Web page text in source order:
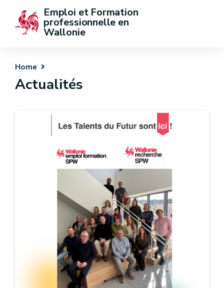
Emploi et Formation
professionnelle en
Wallonie
Home
Actualités